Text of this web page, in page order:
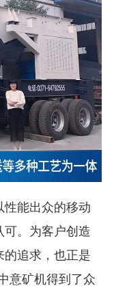
能出众的移动
。为客户创造
追求，也正是
意矿机得到了众